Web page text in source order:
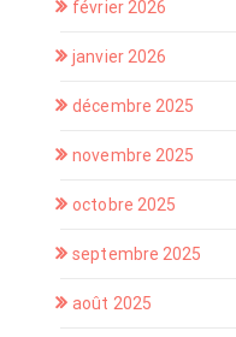
février 2026
janvier 2026
décembre 2025
novembre 2025
octobre 2025
septembre 2025
août 2025